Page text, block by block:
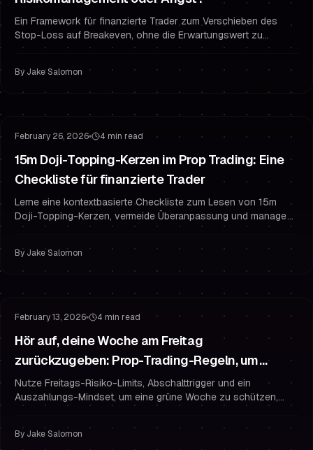
Ein Framework für finanzierte Trader zum Verschieben des
Stop-Loss auf Breakeven, ohne die Erwartungswert zu
zerstören – Regeln, Beispiele und Journal-Fragen für besseres
By Jake Salomon
February 26, 2026 4 min read
15m Doji-Topping-Kerzen im Prop Trading: Eine
Checkliste für finanzierte Trader
Lerne eine kontextbasierte Checkliste zum Lesen von 15m
Doji-Topping-Kerzen, vermeide Überanpassung und manage
Risiko wie ein finanzierter Trader im Prop Trading.
By Jake Salomon
February 13, 2026 4 min read
Hör auf, deine Woche am Freitag
zurückzugeben: Prop-Trading-Regeln, um
finanziert zu bleiben
Nutze Freitags-Risiko-Limits, Abschalttrigger und ein
Auszahlungs-Mindset, um eine grüne Woche zu schützen,
zu bleiben.
By Jake Salomon